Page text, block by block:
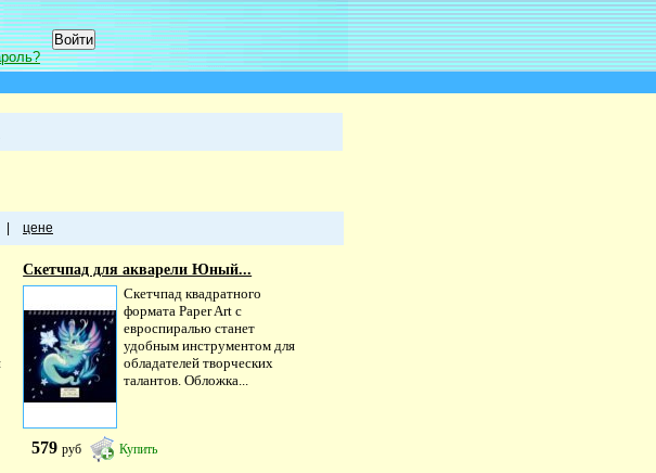
цене
Скетчпад для акварели Юный...
Скетчпад квадратного
формата Paper Art с
евроспиралью станет
удобным инструментом для
обладателей творческих
талантов. Обложка...
579руб Купить